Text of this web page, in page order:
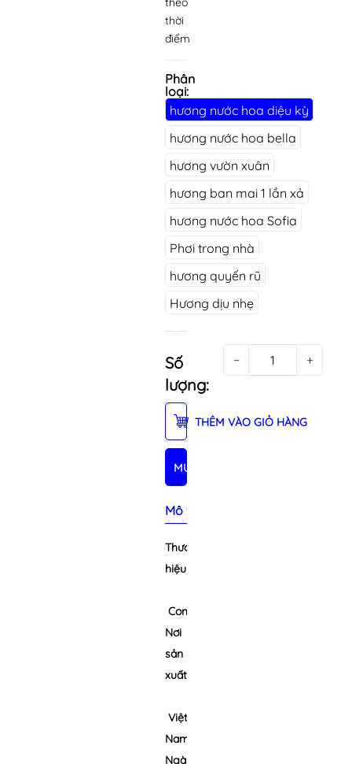
thời
điểm
Phân
loại:
hương nước hoa diệu kỳ
hương nước hoa bella
hương vườn xuân
hương ban mai 1 lần xả
hương nước hoa Sofia
Phơi trong nhà
hương quyến rũ
Hương dịu nhẹ
Số
lượng:
− +
THÊM VÀO GIỎ HÀNG
MUA NGAY
Mô tả sản phẩm
Thương
hiệu
Comfort
Nơi
sản
xuất:
Việt
Nam
Ngày